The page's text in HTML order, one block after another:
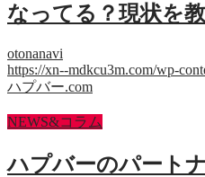
なってる？現状を
otonanavi
https://xn--mdkcu3m.com/wp-
ハプバー.com
NEWS&コラム
ハプバーのパート